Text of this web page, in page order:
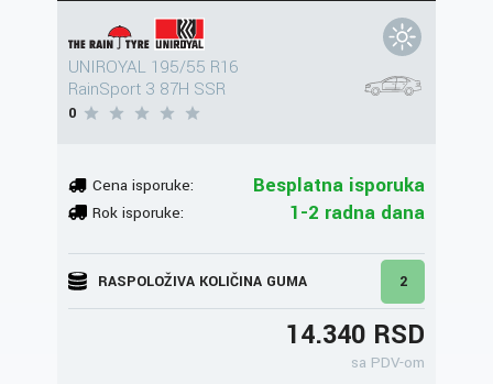
UNIROYAL 195/55 R16
RainSport 3 87H SSR
0
Cena isporuke: Besplatna isporuka
Rok isporuke: 1-2 radna dana
RASPOLOŽIVA KOLIČINA GUMA 2
14.340 RSD
sa PDV-om